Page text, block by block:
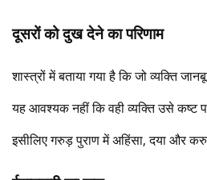
दूसरों को दुख देने का परिणाम
शास्त्रों में बताया गया है कि जो व्यक्ति
यह आवश्यक नहीं कि वही व्यक्ति उसे कष्ट
इसीलिए गरुड़ पुराण में अहिंसा, दया और